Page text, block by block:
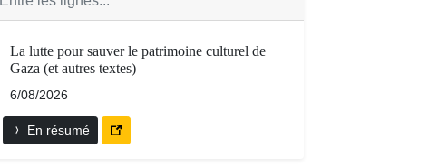
La lutte pour sauver le patrimoine culturel de
Gaza (et autres textes)
6/08/2026
En résumé